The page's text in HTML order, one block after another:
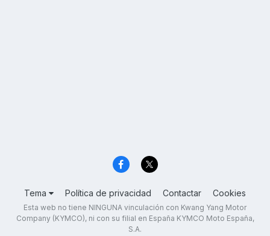
Tema Política de privacidad Contactar Cookies
Esta web no tiene NINGUNA vinculación con Kwang Yang Motor
Company (KYMCO), ni con su filial en España KYMCO Moto España,
S.A.